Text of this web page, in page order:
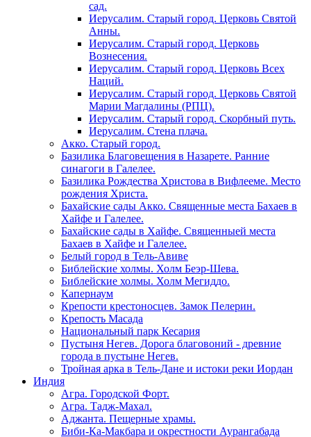
сад.
Иерусалим. Старый город. Церковь Святой
Анны.
Иерусалим. Старый город. Церковь
Вознесения.
Иерусалим. Старый город. Церковь Всех
Наций.
Иерусалим. Старый город. Церковь Святой
Марии Магдалины (РПЦ).
Иерусалим. Старый город. Скорбный путь.
Иерусалим. Стена плача.
Акко. Старый город.
Базилика Благовещения в Назарете. Ранние
синагоги в Галелее.
Базилика Рождества Христова в Вифлееме. Место
рождения Христа.
Бахайские сады Акко. Священные места Бахаев в
Хайфе и Галелее.
Бахайские сады в Хайфе. Священныей места
Бахаев в Хайфе и Галелее.
Белый город в Тель-Авиве
Библейские холмы. Холм Беэр-Шева.
Библейские холмы. Холм Мегиддо.
Капернаум
Крепости крестоносцев. Замок Пелерин.
Крепость Масада
Национальный парк Кесария
Пустыня Негев. Дорога благовоний - древние
города в пустыне Негев.
Тройная арка в Тель-Дане и истоки реки Иордан
Индия
Агра. Городской Форт.
Агра. Тадж-Махал.
Аджанта. Пещерные храмы.
Биби-Ка-Макбара и окрестности Аурангабада